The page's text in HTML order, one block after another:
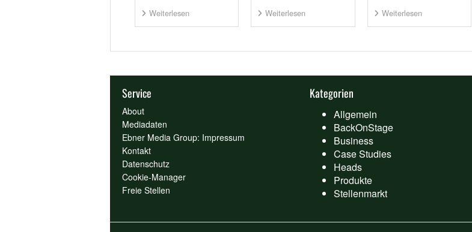
Weiterlesen Weiterlesen Weiterlesen
Service
About
Mediadaten
Ebner Media Group: Impressum
Kontakt
Datenschutz
Cookie-Manager
Freie Stellen
Kategorien
Allgemein
BackOnStage
Business
Case Studies
Heads
Produkte
Stellenmarkt